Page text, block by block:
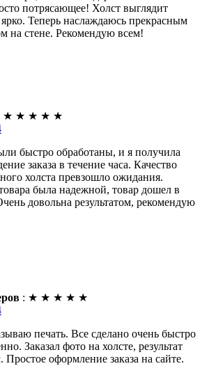
потрясающее! Холст выглядит
Теперь наслаждаюсь прекрасным
на стене. Рекомендую всем!
★ ★ ★ ★ ★
быстро обработаны, и я получила
заказа в течение часа. Качество
холста превзошло ожидания.
была надежной, товар дошел в
довольна результатом, рекомендую
: ★ ★ ★ ★ ★
печать. Все сделано очень быстро
Заказал фото на холсте, результат
Простое оформление заказа на сайте.